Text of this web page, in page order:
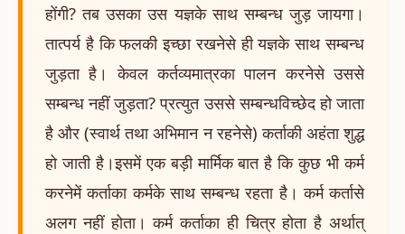
होंगी? तब उसका उस यज्ञके साथ सम्बन्ध जुड़ जायगा।
तात्पर्य है कि फलकी इच्छा रखनेसे ही यज्ञके साथ सम्बन्ध
जुड़ता है। केवल कर्तव्यमात्रका पालन करनेसे उससे
सम्बन्ध नहीं जुड़ता? प्रत्युत उससे सम्बन्धविच्छेद हो जाता
है और (स्वार्थ तथा अभिमान न रहनेसे) कर्ताकी अहंता शुद्ध
हो जाती है।इसमें एक बड़ी मार्मिक बात है कि कुछ भी कर्म
करनेमें कर्ताका कर्मके साथ सम्बन्ध रहता है। कर्म कर्तासे
अलग नहीं होता। कर्म कर्ताका ही चित्र होता है अर्थात्